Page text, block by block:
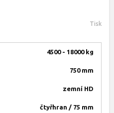
Tisk
4500 - 18000 kg
750 mm
zemní HD
čtyřhran / 75 mm